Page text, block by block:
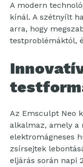
A modern
kínál. A szétnyílt
arra, hogy
testproblémáktól,
Az Emsculpt Neo
alkalmaz, amely a
elektromágneses
zsírsejtek
eljárás során napi